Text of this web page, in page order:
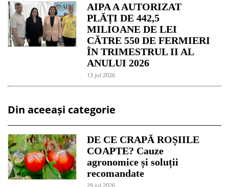
AIPA A AUTORIZAT
PLĂȚI DE 442,5
MILIOANE DE LEI
CĂTRE 550 DE FERMIERI
ÎN TRIMESTRUL II AL
ANULUI 2026
13 jul 2026
Din aceeași categorie
DE CE CRAPĂ ROȘIILE
COAPTE? Cauze
agronomice și soluții
recomandate
29 jul 2026